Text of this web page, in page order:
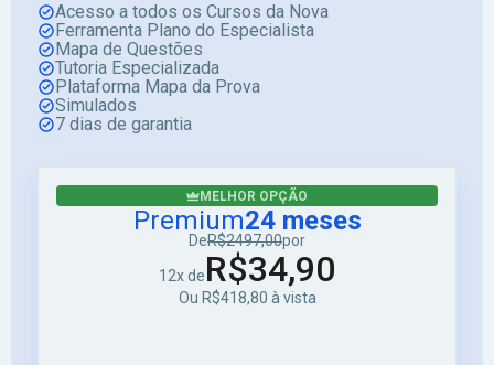
Acesso a todos os Cursos da Nova
Ferramenta Plano do Especialista
Mapa de Questões
Tutoria Especializada
Plataforma Mapa da Prova
Simulados
7 dias de garantia
MELHOR OPÇÃO
Premium24 meses
DeR$2497,00por
12x deR$34,90
Ou R$418,80 à vista